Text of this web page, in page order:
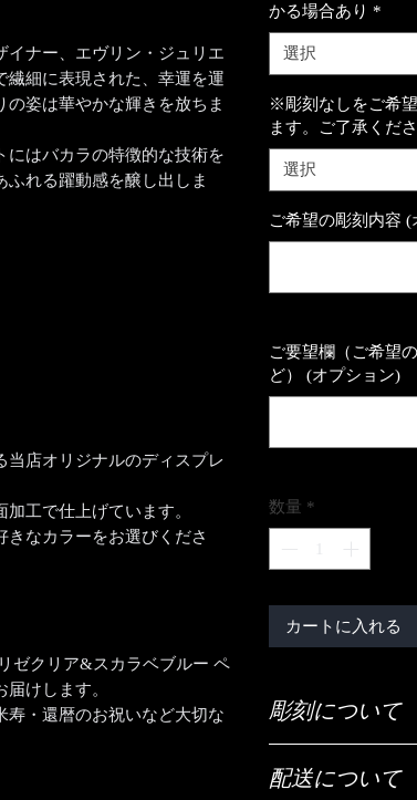
イナー、エヴリン・ジュリエ
繊細に表現された、幸運を運
姿は華やかな輝きを放ちま
にはバカラの特徴的な技術を
れる躍動感を醸し出しま
当店オリジナルのディスプレ
工で仕上げています。
なカラーをお選びくださ
ゼクリア&スカラベブルー ペ
けします。
寿・還暦のお祝いなど大切な
かる場合あり *
選択
※彫刻なしをご希
ます。ご了承くださ
選択
ご希望の彫刻内容
ご要望欄（ご希望
ど） (オプション)
数量 *
カートに入れる
彫刻について
「ご希望の彫刻内容
配送について